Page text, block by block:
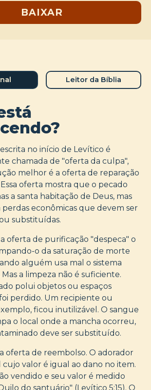
BAIXAR
Leitor da Bíblia
no início de Levítico é
chamada de "oferta da culpa",
melhor é a oferta de reparação
oferta mostra que o pecado
a santa habitação de Deus, mas
econômicas que devem ser
substituídas.
oferta de purificação "despeca" o
o da saturação de morte
alguém usa mal o sistema
a limpeza não é suficiente.
polui objetos ou espaços
perdido. Um recipiente ou
ficou inutilizável. O sangue
o local onde a mancha ocorreu,
deve ser substituído.
oferta de reembolso. O adorador
valor é igual ao dano no item.
vendido e seu valor é medido
do santuário" (Levítico 5:15). O